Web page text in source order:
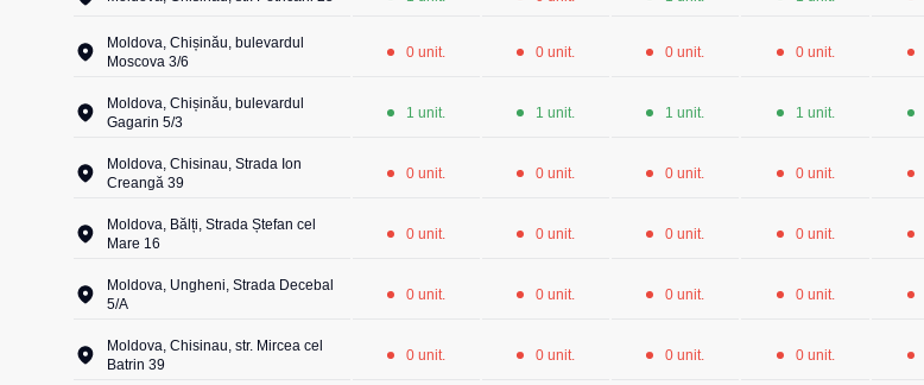
Hanorac
Moldova, Chișinău, bulevardul
Moscova 3/6
0 unit. 0 unit. 0 unit. 0 unit.
Moldova, Chișinău, bulevardul
Gagarin 5/3
1 unit. 1 unit. 1 unit. 1 unit.
Moldova, Chisinau, Strada Ion
Creangă 39
0 unit. 0 unit. 0 unit. 0 unit.
Moldova, Bălți, Strada Ștefan cel
Mare 16
0 unit. 0 unit. 0 unit. 0 unit.
Moldova, Ungheni, Strada Decebal
5/A
0 unit. 0 unit. 0 unit. 0 unit.
Moldova, Chisinau, str. Mircea cel
Batrin 39
0 unit. 0 unit. 0 unit. 0 unit.